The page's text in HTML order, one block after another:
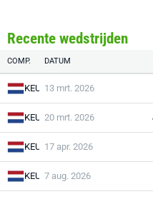
Recente wedstrijden
COMP. DATUM
KEU 13 mrt. 2026
KEU 20 mrt. 2026
KEU 17 apr. 2026
KEU 7 aug. 2026